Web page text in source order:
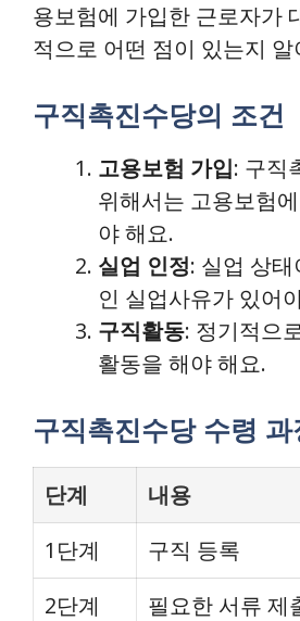
용보험에 가입한 근로자가
적으로 어떤 점이 있는지 알
구직촉진수당의 조건
고용보험 가입: 구직
위해서는 고용보험
야 해요.
실업 인정: 실업 상
인 실업사유가 있어
구직활동: 정기적으
활동을 해야 해요.
구직촉진수당 수령 과
단계
내용
1단계
구직 등록
2단계
필요한 서류 제